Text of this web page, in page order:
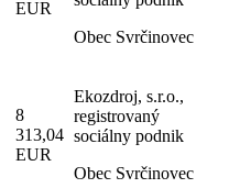
EUR
Obec Svrčinovec
8
313,04
EUR
Ekozdroj, s.r.o.,
registrovaný
sociálny podnik
Obec Svrčinovec